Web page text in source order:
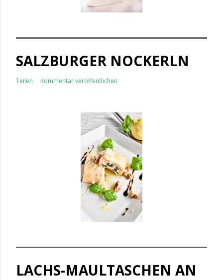
SALZBURGER NOCKERLN
Teilen Kommentar veröffentlichen
LACHS-MAULTASCHEN AN